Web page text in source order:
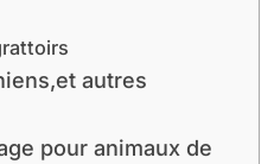
autres
pour animaux de